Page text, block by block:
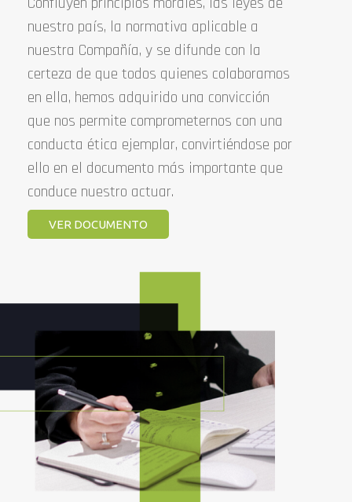
nuestro país, la normativa aplicable a
nuestra Compañía, y se difunde con la
certeza de que todos quienes colaboramos
en ella, hemos adquirido una convicción
que nos permite comprometernos con una
conducta ética ejemplar, convirtiéndose por
ello en el documento más importante que
conduce nuestro actuar.
VER DOCUMENTO